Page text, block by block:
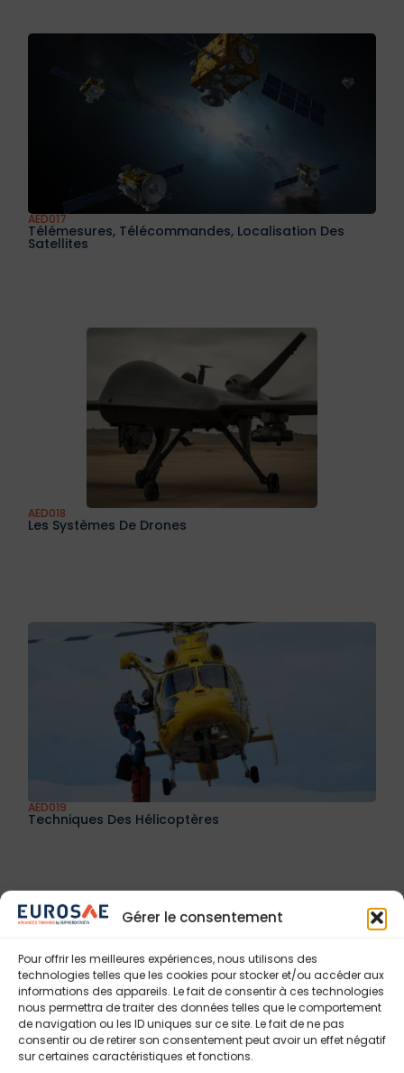
Gérer le consentement
Pour offrir les meilleures expériences, nous utilisons des
technologies telles que les cookies pour stocker et/ou accéder aux
informations des appareils. Le fait de consentir à ces technologies
nous permettra de traiter des données telles que le comportement
de navigation ou les ID uniques sur ce site. Le fait de ne pas
consentir ou de retirer son consentement peut avoir un effet négatif
sur certaines caractéristiques et fonctions.
AED017
Télémesures, Télécommandes, Localisation Des
Satellites
AED018
Les Systèmes De Drones
AED019
Techniques Des Hélicoptères